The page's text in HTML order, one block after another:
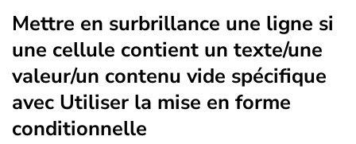
Mettre en surbrillance une ligne si
une cellule contient un texte/une
valeur/un contenu vide spécifique
avec Utiliser la mise en forme
conditionnelle